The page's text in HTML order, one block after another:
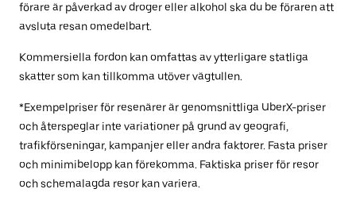
förare är påverkad av droger eller alkohol ska du be föraren att
avsluta resan omedelbart.
Kommersiella fordon kan omfattas av ytterligare statliga
skatter som kan tillkomma utöver vägtullen.
*Exempelpriser för resenärer är genomsnittliga UberX-priser
och återspeglar inte variationer på grund av geografi,
trafikförseningar, kampanjer eller andra faktorer. Fasta priser
och minimibelopp kan förekomma. Faktiska priser för resor
och schemalagda resor kan variera.